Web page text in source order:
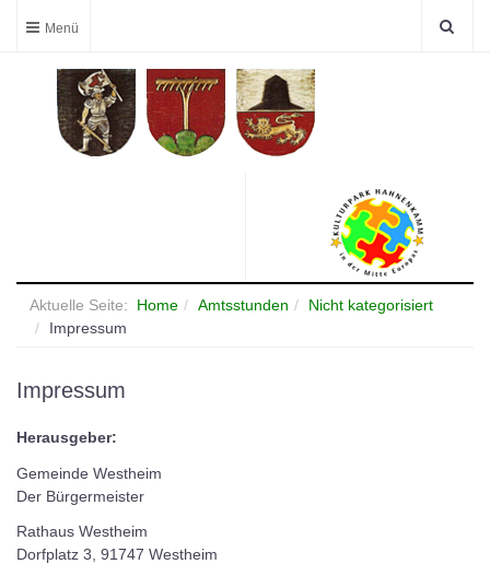
Aktuelle Seite: Home Amtsstunden
Nicht kategorisiert
Impressum
Impressum
Herausgeber:
Gemeinde Westheim
Der Bürgermeister
Rathaus Westheim
Dorfplatz 3, 91747 Westheim